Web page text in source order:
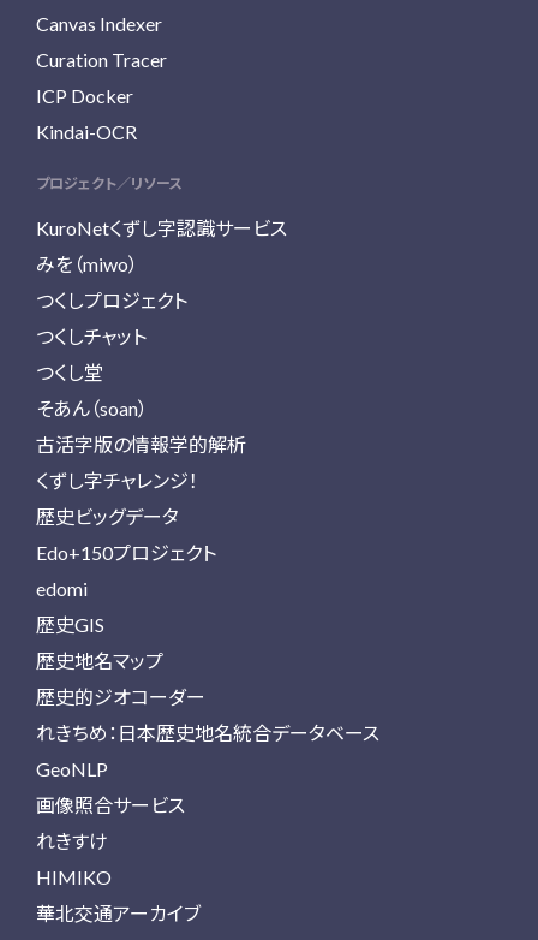
Canvas Indexer
Curation Tracer
ICP Docker
Kindai-OCR
プロジェクト／リソース
KuroNetくずし字認識サービス
みを（miwo）
つくしプロジェクト
つくしチャット
つくし堂
そあん（soan）
古活字版の情報学的解析
くずし字チャレンジ！
歴史ビッグデータ
Edo+150プロジェクト
edomi
歴史GIS
歴史地名マップ
歴史的ジオコーダー
れきちめ：日本歴史地名統合データベース
GeoNLP
画像照合サービス
れきすけ
HIMIKO
華北交通アーカイブ